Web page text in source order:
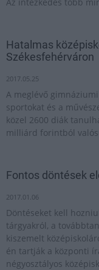
Hatalmas
Székesfehérváron
2017.05.25
A meglévő
sportokat és a
közel 2600 diák
milliárd forintból
Fontos döntések
2017.01.06
Döntéseket kell
tárgyakról, a
kiszemelt
én tartják a központi
négyosztályos